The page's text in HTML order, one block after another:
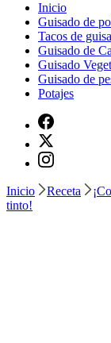
Inicio
Guisado de
Tacos de
Guisado de
Guisado
Guisado de
Potajes
Inicio Receta
tinto!